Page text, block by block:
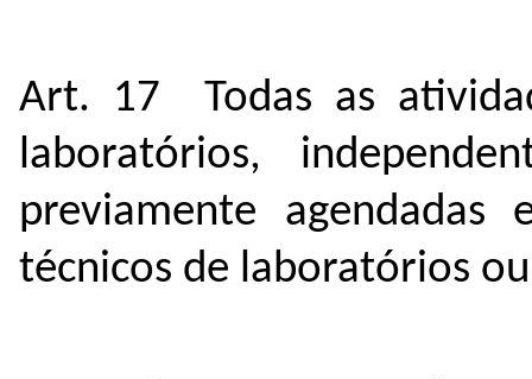
Art. 17 Todas as
laboratórios,
previamente
técnicos de laboratórios